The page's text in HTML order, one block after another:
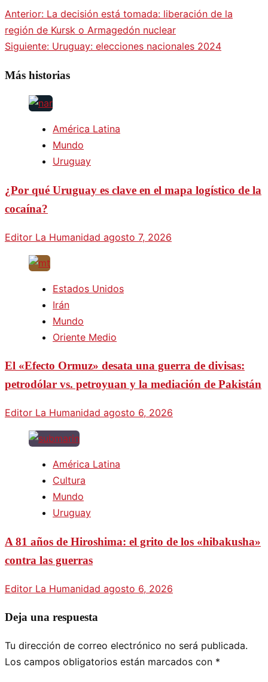
Anterior: La decisión está tomada: liberación de la
región de Kursk o Armagedón nuclear
Siguiente: Uruguay: elecciones nacionales 2024
Más historias
América Latina
Mundo
Uruguay
¿Por qué Uruguay es clave en el mapa logístico de la
cocaína?
Editor La Humanidad agosto 7, 2026
Estados Unidos
Irán
Mundo
Oriente Medio
El «Efecto Ormuz» desata una guerra de divisas:
petrodólar vs. petroyuan y la mediación de Pakistán
Editor La Humanidad agosto 6, 2026
América Latina
Cultura
Mundo
Uruguay
A 81 años de Hiroshima: el grito de los «hibakusha»
contra las guerras
Editor La Humanidad agosto 6, 2026
Deja una respuesta
Tu dirección de correo electrónico no será publicada.
Los campos obligatorios están marcados con *